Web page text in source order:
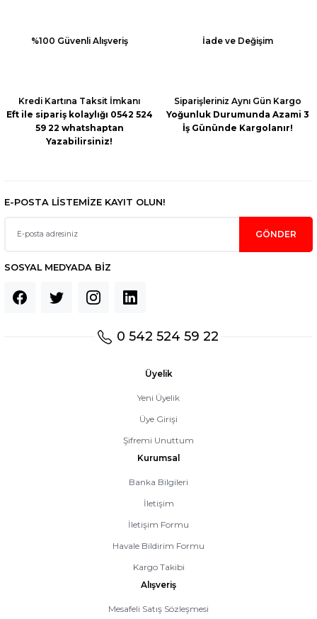
Ürün bilgilerinde hatalar bulunuyor.
%100 Güvenli Alışveriş İade ve Değişim
Kredi Kartına Taksit İmkanı
Eft ile sipariş kolaylığı 0542 524
59 22 whatshaptan
Yazabilirsiniz!
Siparişleriniz Aynı Gün Kargo
Yoğunluk Durumunda Azami 3
İş Gününde Kargolanır!
E-POSTA LİSTEMİZE KAYIT OLUN!
GÖNDER
SOSYAL MEDYADA BİZ
0 542 524 59 22
Üyelik
Yeni Üyelik
Üye Girişi
Şifremi Unuttum
Kurumsal
Banka Bilgileri
İletişim
İletişim Formu
Havale Bildirim Formu
Kargo Takibi
Alışveriş
Mesafeli Satış Sözleşmesi